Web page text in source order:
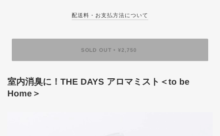
配送料・お支払方法について
SOLD OUT • ¥2,750
室内消臭に！THE DAYS アロマミスト＜to be
Home＞